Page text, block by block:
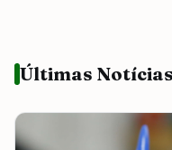
Últimas Notícias